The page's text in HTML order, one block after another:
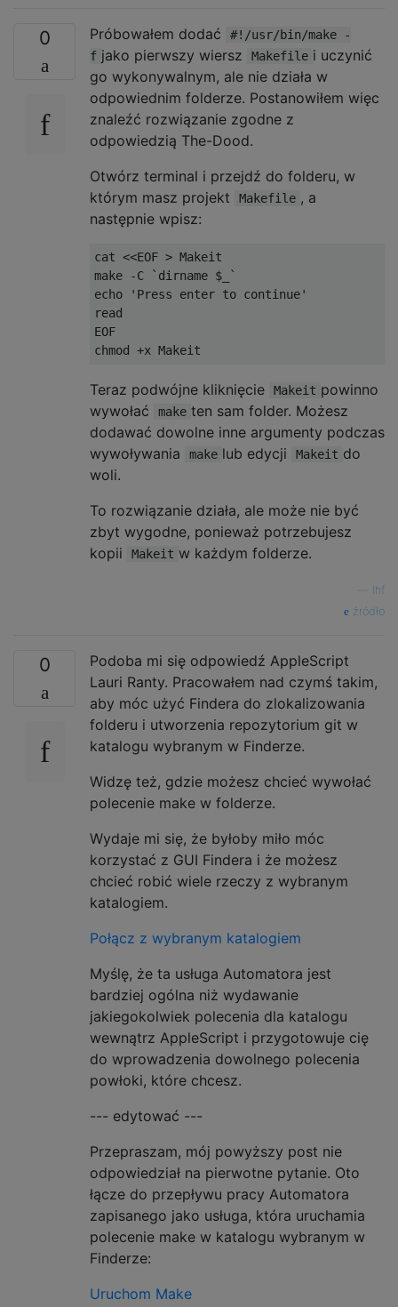
0 Próbowałem dodać
#!/usr/bin/make -
f jako pierwszy wiersz Makefile i uczynić
go wykonywalnym, ale nie działa w
odpowiednim folderze. Postanowiłem więc
znaleźć rozwiązanie zgodne z
odpowiedzią The-Dood.
Otwórz terminal i przejdź do folderu, w
którym masz projekt
Makefile , a
następnie wpisz:
cat <<EOF > Makeit
make -C `dirname $_`
echo 'Press enter to continue'
read
EOF
Teraz podwójne kliknięcie Makeit powinno
wywołać
make ten sam folder. Możesz
dodawać dowolne inne argumenty podczas
wywoływania
make lub edycji Makeit do
woli.
To rozwiązanie działa, ale może nie być
zbyt wygodne, ponieważ potrzebujesz
kopii
Makeit w każdym folderze.
lhf
źródło
0
Podoba mi się odpowiedź AppleScript
Lauri Ranty. Pracowałem nad czymś takim,
aby móc użyć Findera do zlokalizowania
folderu i utworzenia repozytorium git w
katalogu wybranym w Finderze.
Widzę też, gdzie możesz chcieć wywołać
polecenie make w folderze.
Wydaje mi się, że byłoby miło móc
korzystać z GUI Findera i że możesz
chcieć robić wiele rzeczy z wybranym
katalogiem.
Połącz z wybranym katalogiem
Myślę, że ta usługa Automatora jest
bardziej ogólna niż wydawanie
jakiegokolwiek polecenia dla katalogu
wewnątrz AppleScript i przygotowuje cię
do wprowadzenia dowolnego polecenia
powłoki, które chcesz.
--- edytować ---
Przepraszam, mój powyższy post nie
odpowiedział na pierwotne pytanie. Oto
łącze do przepływu pracy Automatora
zapisanego jako usługa, która uruchamia
polecenie make w katalogu wybranym w
Finderze:
Uruchom Make